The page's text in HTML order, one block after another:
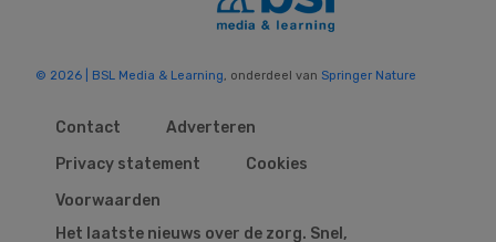
© 2026 | BSL Media & Learning , onderdeel van Springer Nature
Contact
Adverteren
Privacy statement
Cookies
Voorwaarden
Het laatste nieuws over de zorg. Snel,